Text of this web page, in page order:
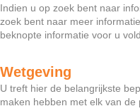
Indien u op zoek bent naar
zoek bent naar meer
beknopte informatie voor u
Wetgeving
U treft hier de belangrijkste
maken hebben met elk van de